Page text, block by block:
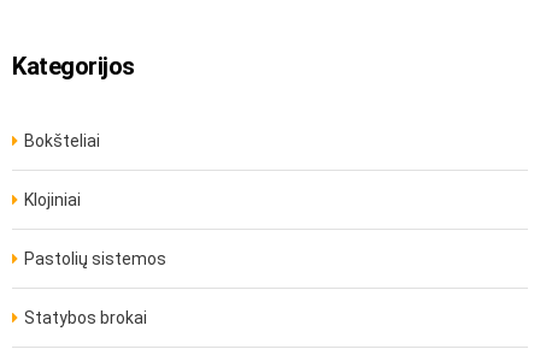
Kategorijos
Bokšteliai
Klojiniai
Pastolių sistemos
Statybos brokai